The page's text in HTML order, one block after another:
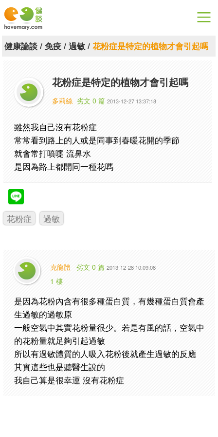
漫漫健康
關於健談
聯絡我們
下載專區
健康論談/ 免疫/ 過敏/ 花粉症是特定的植物才會引起嗎
花粉症是特定的植物才會引起嗎
多莉絲 劣文 0 篇 2013-12-27 13:37:18
雖然我自己沒有花粉症
常常看到路上的人或是同事到春暖花開的季節
就會常打噴嚏 流鼻水
是因為路上都開同一種花嗎
花粉症 過敏
克龍體 劣文 0 篇 2013-12-28 10:09:08
1 樓
是因為花粉內含有很多種蛋白質，有幾種蛋白質會產
生過敏的過敏原
一般空氣中其實花粉量很少。若是有風的話，空氣中
的花粉量就足夠引起過敏
所以有過敏體質的人吸入花粉後就產生過敏的反應
其實這些也是聽醫生說的
我自己算是很幸運 沒有花粉症